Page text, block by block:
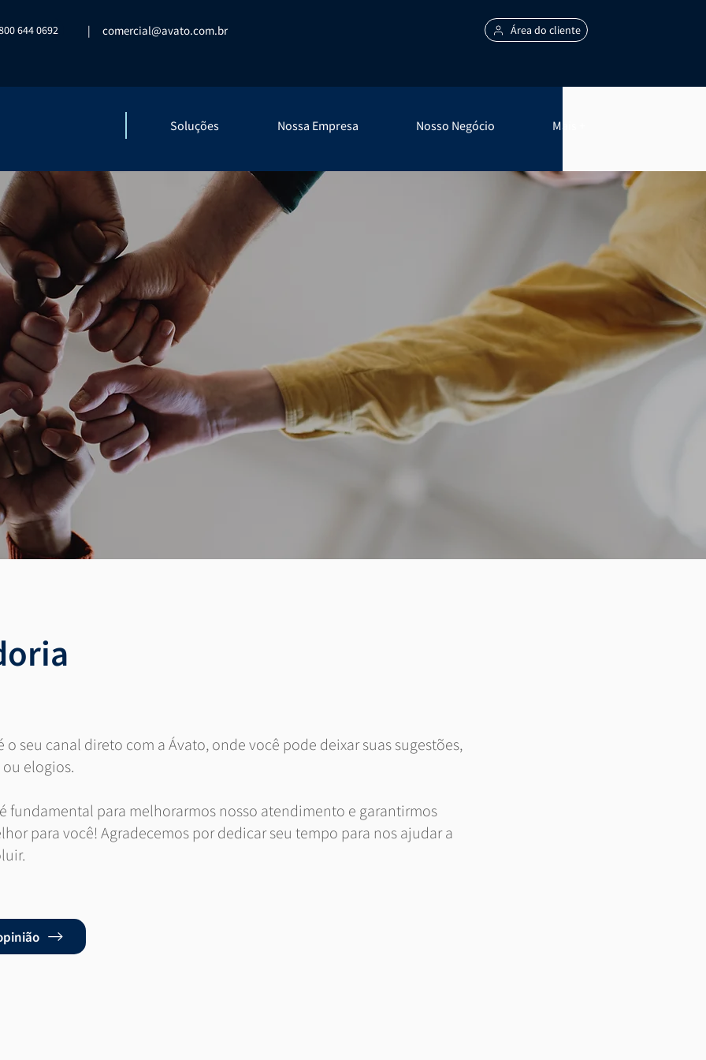
644 0692 | comercial@avato.com.br Área do cliente
Soluções Nossa Empresa Nosso Negócio Mais +
o seu canal direto com a Ávato, onde você pode deixar suas sugestões,
elogios.
fundamental para melhorarmos nosso atendimento e garantirmos
para você!​​ Agradecemos por dedicar seu tempo para nos ajudar a